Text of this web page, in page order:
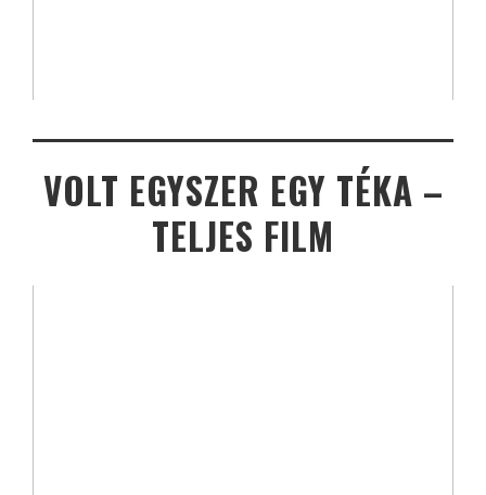
VOLT EGYSZER EGY TÉKA –
TELJES FILM